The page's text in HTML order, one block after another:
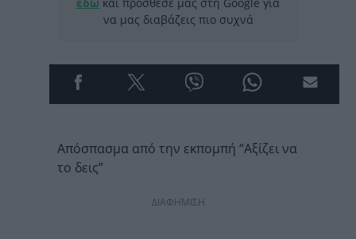
να μας διαβάζεις πιο συχνά
Απόσπασμα από την εκπομπή “Αξίζει να
το δεις”
ΔΙΑΦΗΜΙΣΗ